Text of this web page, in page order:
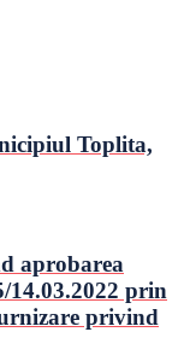
Toplita,
aprobarea
14.03.2022 prin
privind